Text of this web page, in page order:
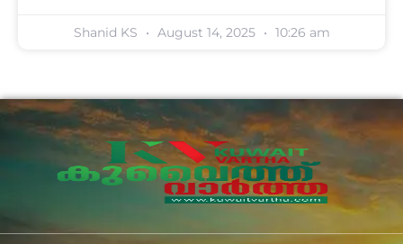
Shanid KS August 14, 2025 10:26 am